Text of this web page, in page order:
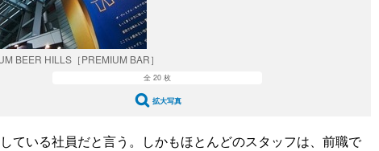
BEER HILLS［PREMIUM BAR］
全 20 枚
拡大写真
ている社員だと言う。しかもほとんどのスタッフは、前職で